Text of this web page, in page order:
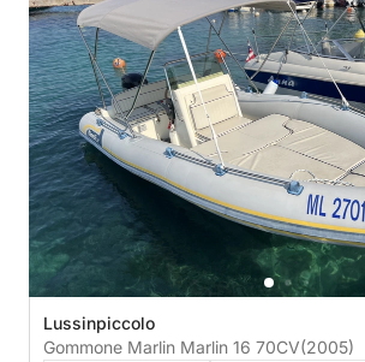
Lussinpiccolo
Gommone Marlin Marlin 16 70CV(2005)